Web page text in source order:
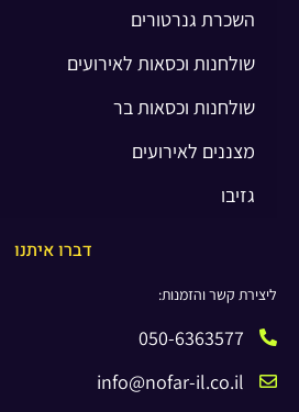
השכרת גנרטורים
שולחנות וכסאות לאירועים
שולחנות וכסאות בר
מצננים לאירועים
גזיבו
דברו איתנו
ליצירת קשר והזמנות:
050-6363577
info@nofar-il.co.il